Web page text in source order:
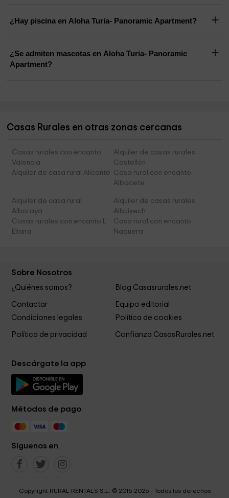
¿Hay piscina en Aloha Turia- Panoramic Apartment?
¿Se admiten mascotas en Aloha Turia- Panoramic
Apartment?
Casas Rurales en otras zonas cercanas
Casas rurales con encanto
Valencia
Alquiler de casas rurales
Castellón
Alquiler de casa rural Alicante Casa rural con encanto
Albacete
Alquiler de casa rural
Alboraya
Alquiler de casas rurales
Albuixech
Casas rurales con encanto L'
Eliana
Casa rural con encanto
Naquera
Sobre Nosotros
¿Quiénes somos? Blog Casasrurales.net
Contactar
Equipo editorial
Condiciones legales
Política de cookies
Política de privacidad Confianza CasasRurales.net
Descárgate la app
Métodos de pago
Síguenos en
Copyright RURAL RENTALS S.L. © 2015-2026 - Todos los derechos